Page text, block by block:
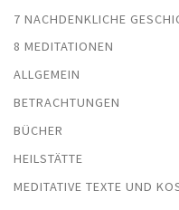
7 NACHDENKLICHE
8 MEDITATIONEN
ALLGEMEIN
BETRACHTUNGEN
BÜCHER
HEILSTÄTTE
MEDITATIVE TEXTE UND